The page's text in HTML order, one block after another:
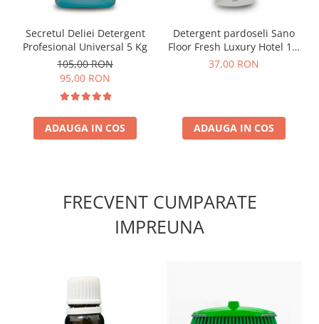
Secretul Deliei Detergent
Profesional Universal 5 Kg
105,00 RON
95,00 RON
ADAUGA IN COS
Detergent pardoseli Sano
Floor Fresh Luxury Hotel 1.5
L
37,00 RON
ADAUGA IN COS
FRECVENT CUMPARATE
IMPREUNA